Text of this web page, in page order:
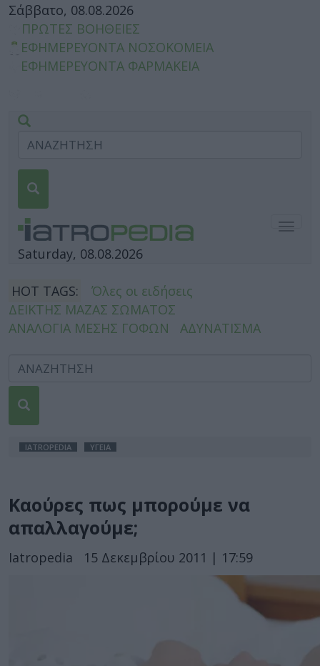
Σάββατο, 08.08.2026
ΠΡΩΤΕΣ ΒΟΗΘΕΙΕΣ
ΕΦΗΜΕΡΕΥΟΝΤΑ ΝΟΣΟΚΟΜΕΙΑ
ΕΦΗΜΕΡΕΥΟΝΤΑ ΦΑΡΜΑΚΕΙΑ
Saturday, 08.08.2026
HOT TAGS:
Όλες οι ειδήσεις
ΔΕΙΚΤΗΣ ΜΑΖΑΣ ΣΩΜΑΤΟΣ
ΑΝΑΛΟΓΙΑ ΜΕΣΗΣ ΓΟΦΩΝ
ΑΔΥΝΑΤΙΣΜΑ
IATROPEDIA ΥΓΕΙΑ
Καούρες πως μπορούμε να
απαλλαγούμε;
Iatropedia 15 Δεκεμβρίου 2011 | 17:59